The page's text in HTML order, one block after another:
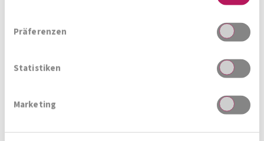
Präferenzen
Statistiken
Marketing
die Eltern und Angehörigen kranker Kinder im
Kinderhilfehaus Graz unterstützt. Durch dieses
Haus können sie so nah wie möglich bei ihren
unterstützen wir mit großer Begeisterung die
Arbeit des Kinderhilfe Haus Graz und freuen uns,
einen Beitrag zum Wohlergehen kranker Kinder
leisten zu dürfen.